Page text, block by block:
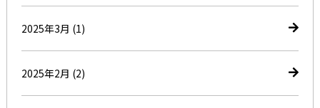
2025年3月 (1)
2025年2月 (2)